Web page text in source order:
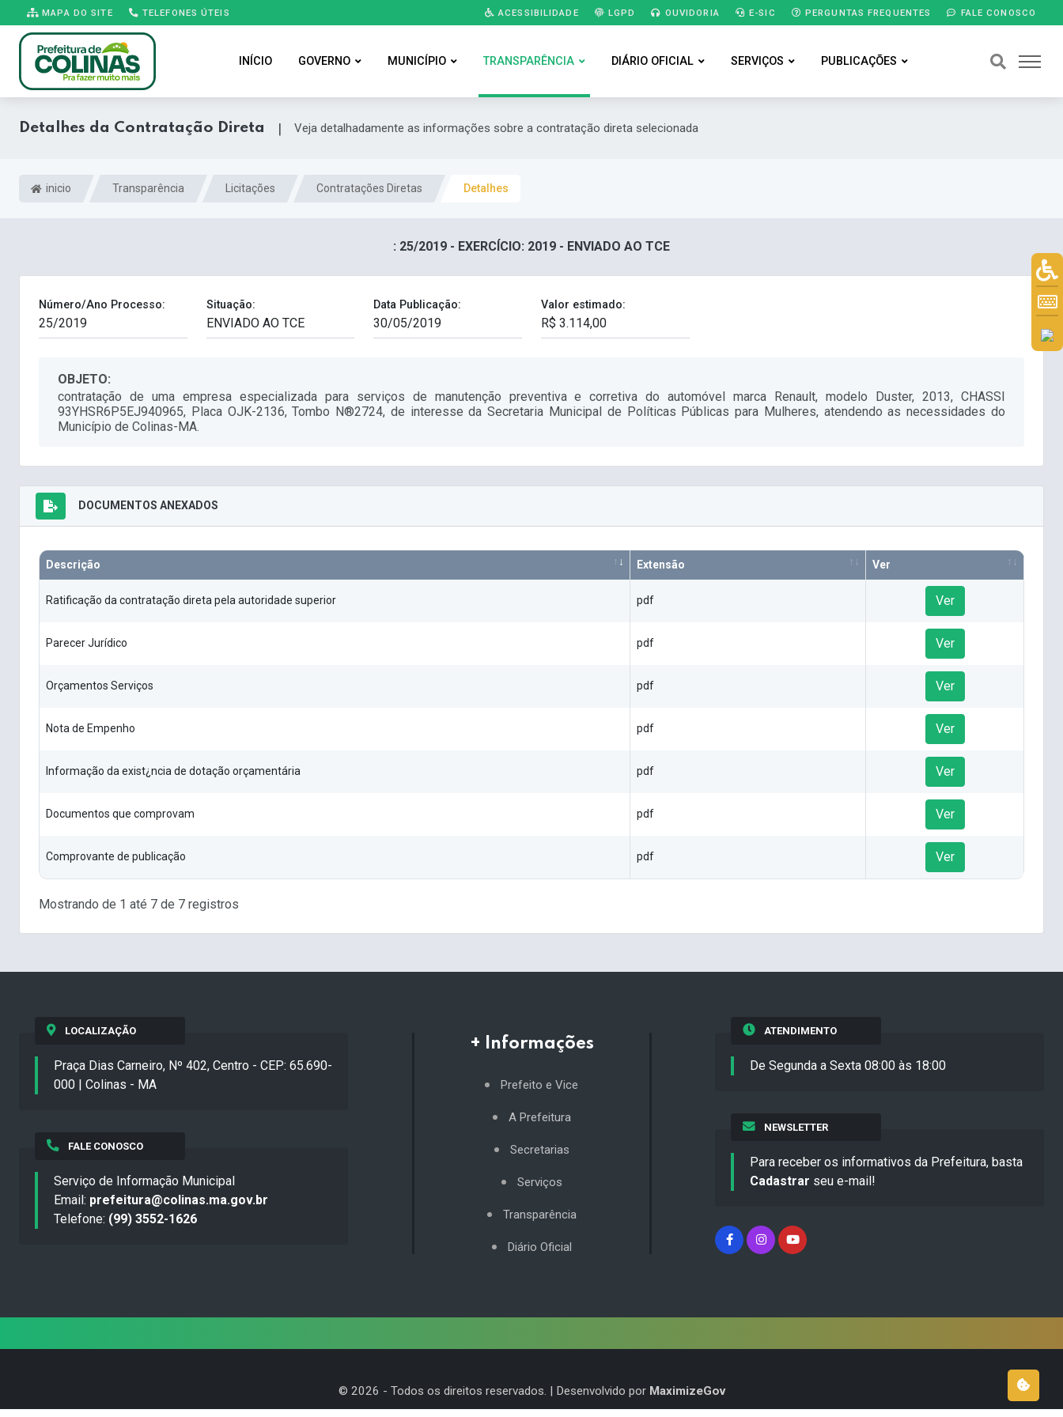
MAPA DO SITE TELEFONES ÚTEIS ACESSIBILIDADE LGPD OUVIDORIA E-SIC PERGUNTAS FREQUENTES FALE CONOSCO
INÍCIO GOVERNO MUNICÍPIO TRANSPARÊNCIA DIÁRIO OFICIAL SERVIÇOS PUBLICAÇÕES
Detalhes da Contratação Direta | Veja detalhadamente as informações sobre a contratação direta selecionada
inicio Transparência Licitações Contratações Diretas Detalhes
: 25/2019 - EXERCÍCIO: 2019 - ENVIADO AO TCE
Número/Ano Processo: Situação: Data Publicação: Valor estimado:
OBJETO:
contratação de uma empresa especializada para serviços de manutenção preventiva e corretiva do automóvel marca Renault, modelo Duster, 2013, CHASSI
93YHSR6P5EJ940965, Placa OJK-2136, Tombo N®2724, de interesse da Secretaria Municipal de Políticas Públicas para Mulheres, atendendo as necessidades do
Município de Colinas-MA.
DOCUMENTOS ANEXADOS
Descrição Extensão Ver
Ratificação da contratação direta pela autoridade superior pdf Ver
Parecer Jurídico pdf Ver
Orçamentos Serviços pdf Ver
Nota de Empenho pdf Ver
Informação da exist¿ncia de dotação orçamentária pdf Ver
Documentos que comprovam pdf Ver
Comprovante de publicação pdf Ver
Mostrando de 1 até 7 de 7 registros
LOCALIZAÇÃO
Praça Dias Carneiro, Nº 402, Centro - CEP: 65.690-
000 | Colinas - MA
FALE CONOSCO
Serviço de Informação Municipal
Email: prefeitura@colinas.ma.gov.br
Telefone: (99) 3552-1626
+ Informações
Prefeito e Vice
A Prefeitura
Secretarias
Serviços
Transparência
Diário Oficial
ATENDIMENTO
De Segunda a Sexta 08:00 às 18:00
NEWSLETTER
Para receber os informativos da Prefeitura, basta
Cadastrar seu e-mail!
© 2026 - Todos os direitos reservados. | Desenvolvido por MaximizeGov